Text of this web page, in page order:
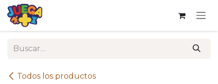
Ir al contenido
Todos los productos